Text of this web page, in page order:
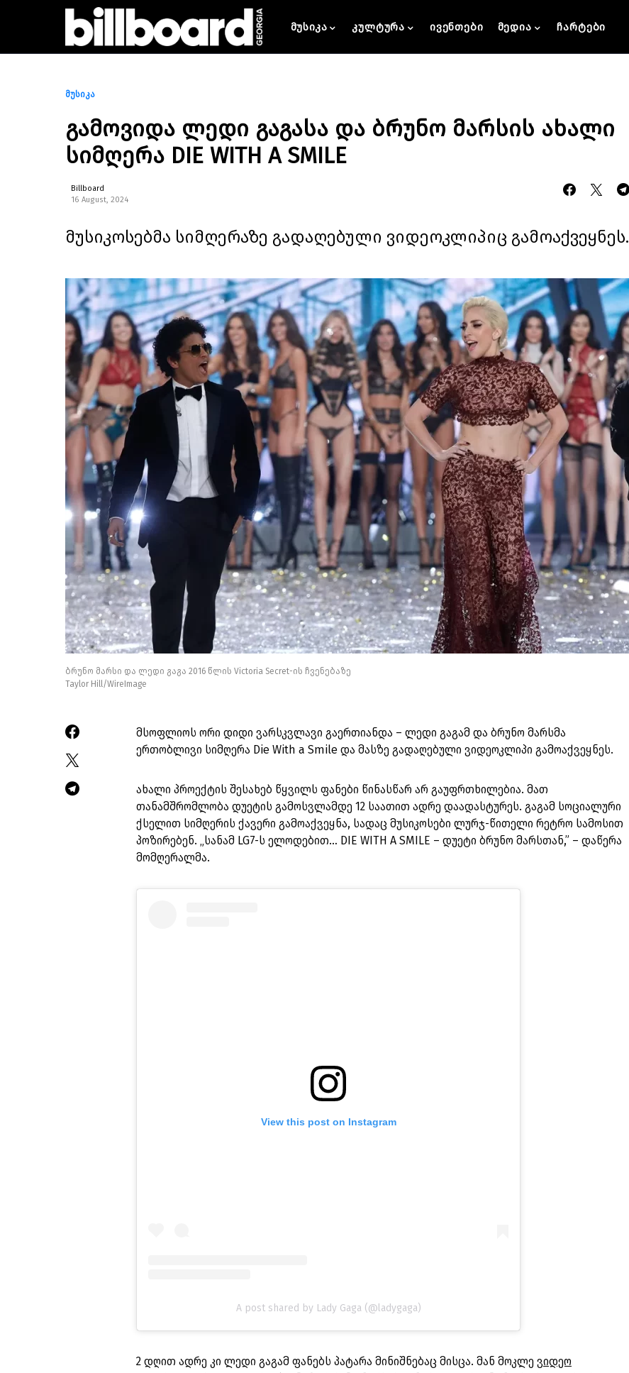
მუსიკა კულტურა ივენთები მედია ჩარტები
მუსიკა
გამოვიდა ლედი გაგასა და ბრუნო მარსის ახალი
სიმღერა DIE WITH A SMILE
Billboard
16 August, 2024
მუსიკოსებმა სიმღერაზე გადაღებული ვიდეოკლიპიც გამოაქვეყნეს.
ბრუნო მარსი და ლედი გაგა 2016 წლის Victoria Secret-ის ჩვენებაზე
Taylor Hill/WireImage
მსოფლიოს ორი დიდი ვარსკვლავი გაერთიანდა – ლედი გაგამ და ბრუნო მარსმა
ერთობლივი სიმღერა Die With a Smile და მასზე გადაღებული ვიდეოკლიპი გამოაქვეყნეს.
ახალი პროექტის შესახებ წყვილს ფანები წინასწარ არ გაუფრთხილებია. მათ
თანამშრომლობა დუეტის გამოსვლამდე 12 საათით ადრე დაადასტურეს. გაგამ სოციალური
ქსელით სიმღერის ქავერი გამოაქვეყნა, სადაც მუსიკოსები ლურჯ-წითელი რეტრო სამოსით
პოზირებენ. „სანამ LG7-ს ელოდებით… DIE WITH A SMILE – დუეტი ბრუნო მარსთან,” – დაწერა
მომღერალმა.
View this post on Instagram
A post shared by Lady Gaga (@ladygaga)
2 დღით ადრე კი ლედი გაგამ ფანებს პატარა მინიშნებაც მისცა. მან მოკლე ვიდეო